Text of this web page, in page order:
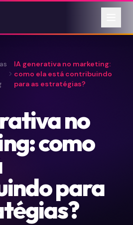
IA generativa no marketing:
como ela está contribuindo
para as estratégias?
no
como
para